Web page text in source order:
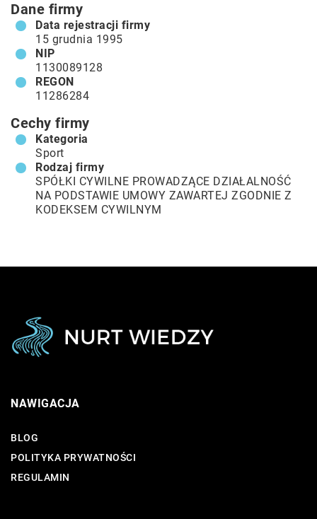
Dane firmy
Data rejestracji firmy
15 grudnia 1995
NIP
1130089128
REGON
11286284
Cechy firmy
Kategoria
Sport
Rodzaj firmy
SPÓŁKI CYWILNE PROWADZĄCE DZIAŁALNOŚĆ
NA PODSTAWIE UMOWY ZAWARTEJ ZGODNIE Z
KODEKSEM CYWILNYM
NAWIGACJA
BLOG
POLITYKA PRYWATNOŚCI
REGULAMIN